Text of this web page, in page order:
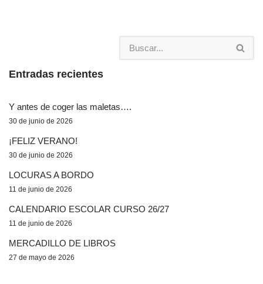
Entradas recientes
Y antes de coger las maletas….
30 de junio de 2026
¡FELIZ VERANO!
30 de junio de 2026
LOCURAS A BORDO
11 de junio de 2026
CALENDARIO ESCOLAR CURSO 26/27
11 de junio de 2026
MERCADILLO DE LIBROS
27 de mayo de 2026